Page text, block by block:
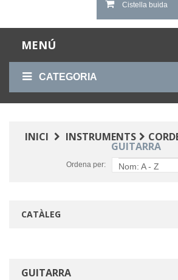
Cistella buida
MENÚ
CATEGORIA
INICI INSTRUMENTS
GUITARRA
Ordena per: Nom: A - Z
CATÀLEG
GUITARRA